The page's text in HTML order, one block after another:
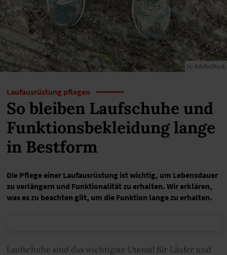
(c) AdobeStock
Laufausrüstung pflegen
So bleiben Laufschuhe und
Funktionsbekleidung lange
in Bestform
Die Pflege einer Laufausrüstung ist wichtig, um Lebensdauer
zu verlängern und Funktionalität zu erhalten. Wir erklären,
was es zu beachten gilt, um die Funktion lange zu erhalten.
Laufschuhe sind das wichtigste Utensil für Läufer und